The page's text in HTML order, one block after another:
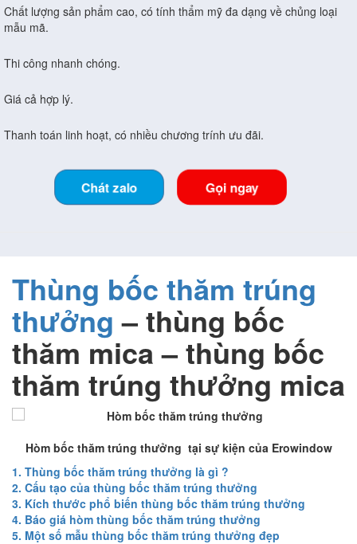
Chất lượng sản phẩm cao, có tính thẩm mỹ đa dạng về chủng loại
mẫu mã.
Thi công nhanh chóng.
Giá cả hợp lý.
Thanh toán linh hoạt, có nhiều chương trính ưu đãi.
Chát zalo Gọi ngay
Thùng bốc thăm trúng
thưởng – thùng bốc
thăm mica – thùng bốc
thăm trúng thưởng mica
Hòm bốc thăm trúng thưởng tại sự kiện của Erowindow
1. Thùng bốc thăm trúng thưởng là gì ?
2. Cấu tạo của thùng bốc thăm trúng thưởng
3. Kích thước phổ biến thùng bốc thăm trúng thưởng
4. Báo giá hòm thùng bốc thăm trúng thưởng
5. Một số mẫu thùng bốc thăm trúng thưởng đẹp